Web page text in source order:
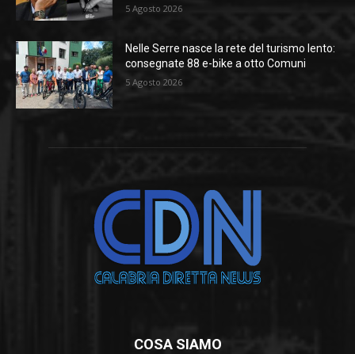
5 Agosto 2026
Nelle Serre nasce la rete del turismo lento:
consegnate 88 e-bike a otto Comuni
5 Agosto 2026
COSA SIAMO